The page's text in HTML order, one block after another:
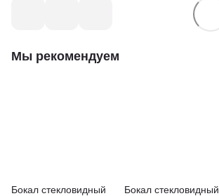
Мы рекомендуем
Бокал стекловидный
Бокал стекловидный